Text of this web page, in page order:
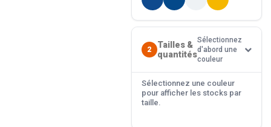
2
Tailles &
quantités
Sélectionnez
d'abord une
couleur
Sélectionnez une couleur
pour afficher les stocks par
taille.